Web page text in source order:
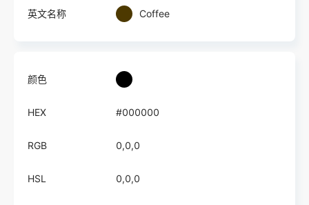
英文名称 Coffee
颜色
HEX #000000
RGB 0,0,0
HSL 0,0,0